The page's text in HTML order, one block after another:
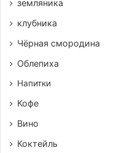
земляника
клубника
Чёрная смородина
Облепиха
Напитки
Кофе
Вино
Коктейль